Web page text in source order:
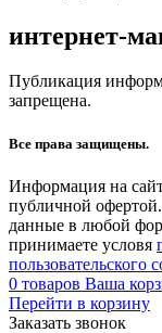
интернет-
Публикация
запрещена.
Все права защищены.
Информация на
публичной
данные в любой
принимаете условя
пользовательского
0 товаров Ваша
Перейти в корзину
Заказать звонок